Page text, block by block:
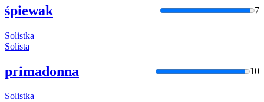
śpiewak 7
Solistka
Solista
primadonna 10
Solistka